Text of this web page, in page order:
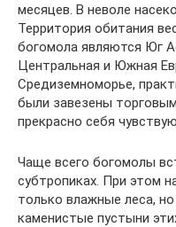
месяцев. В неволе
Территория обитания
богомола являются Юг
Центральная и Южная
Средиземноморье,
были завезены
прекрасно себя
Чаще всего богомолы
субтропиках. При этом
только влажные леса,
каменистые пустыни